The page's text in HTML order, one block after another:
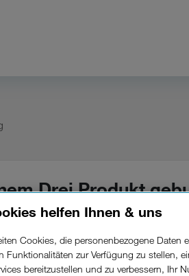
Drei Produkt
sehen Sie in derKundenzone
helfen Ihnen & uns
Cookies, die personenbezogene
Funktionalitäten zur Verfügung zu stellen,
bereitzustellen und zu verbessern, Ihr